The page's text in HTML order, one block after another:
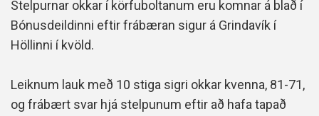
Stelpurnar okkar í körfuboltanum eru komnar á blað í
Bónusdeildinni eftir frábæran sigur á Grindavík í
Höllinni í kvöld.
Leiknum lauk með 10 stiga sigri okkar kvenna, 81-71,
og frábært svar hjá stelpunum eftir að hafa tapað